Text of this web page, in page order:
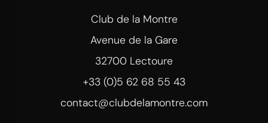
Club de la Montre
Avenue de la Gare
32700 Lectoure
+33 (0)5 62 68 55 43
contact@clubdelamontre.com